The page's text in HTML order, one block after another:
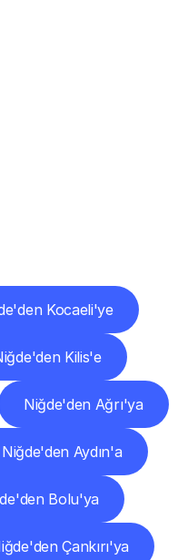
Kocaeli'ye
Kilis'e
Niğde'den Ağrı'ya
Niğde'den Aydın'a
Bolu'ya
Çankırı'ya